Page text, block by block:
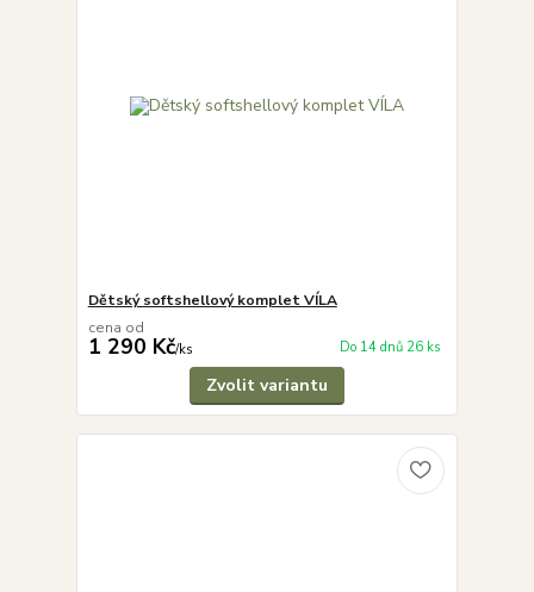
Dětský softshellový komplet VÍLA
cena od
1 290 Kč/ks Do 14 dnů 26 ks
Zvolit variantu